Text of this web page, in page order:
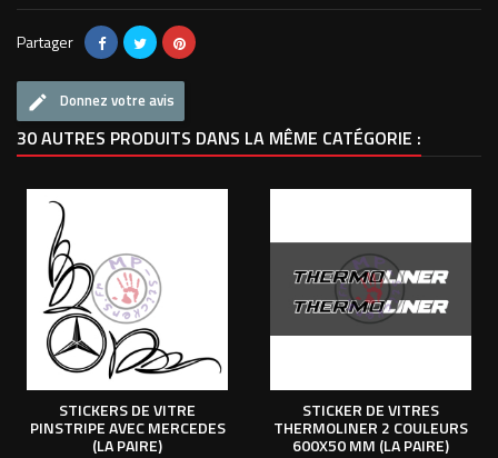
Partager
Donnez votre avis
30 AUTRES PRODUITS DANS LA MÊME CATÉGORIE :
STICKERS DE VITRE
PINSTRIPE AVEC MERCEDES
(LA PAIRE)
STICKER DE VITRES
THERMOLINER 2 COULEURS
600X50 MM (LA PAIRE)